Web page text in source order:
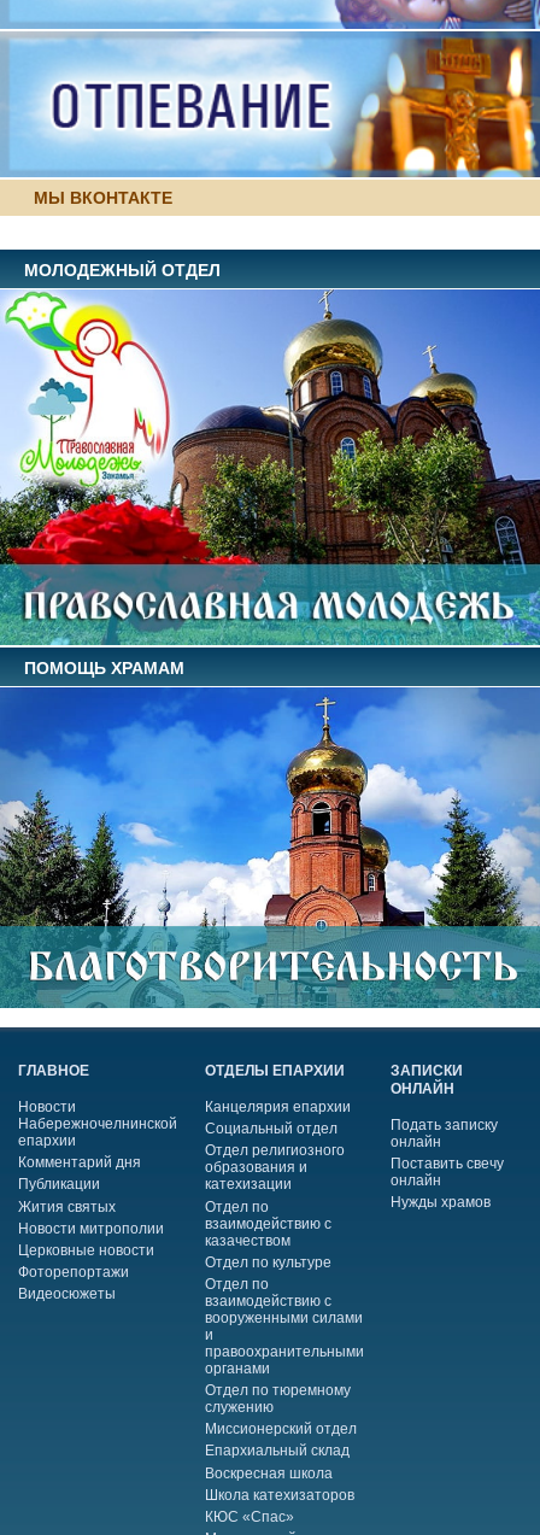
МЫ ВКОНТАКТЕ
МОЛОДЕЖНЫЙ ОТДЕЛ
ПОМОЩЬ ХРАМАМ
ГЛАВНОЕ
Новости
Набережночелнинской
епархии
Комментарий дня
Публикации
Жития святых
Новости митрополии
Церковные новости
Фоторепортажи
Видеосюжеты
ОТДЕЛЫ ЕПАРХИИ
Канцелярия епархии
Социальный отдел
Отдел религиозного
образования и
катехизации
Отдел по
взаимодействию с
казачеством
Отдел по культуре
Отдел по
взаимодействию с
вооруженными силами
и
правоохранительными
органами
Отдел по тюремному
служению
Миссионерский отдел
Епархиальный склад
Воскресная школа
Школа катехизаторов
КЮС «Спас»
ЗАПИСКИ
ОНЛАЙН
Подать записку
онлайн
Поставить свечу
онлайн
Нужды храмов